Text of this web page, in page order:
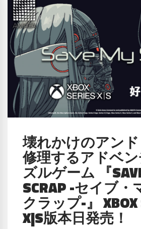
壊れかけのアン
修理するアドベ
ズルゲーム 『
SCRAP -セイブ・
クラップ-』 XBOX
X|S版本日発売！